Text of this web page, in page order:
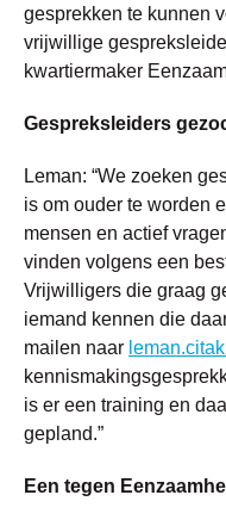
gesprekken te kunnen
vrijwillige
kwartiermaker
Gespreksleiders
Leman: “We zoeken
is om ouder te worden
mensen en actief
vinden volgens een
Vrijwilligers die graag
iemand kennen die
mailen naar
is er een training en
gepland.”
Een tegen